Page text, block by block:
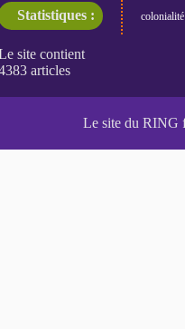
Statistiques :
colonialité
Le site du RING